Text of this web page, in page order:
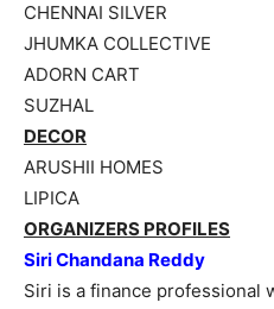
CHENNAI SILVER
JHUMKA COLLECTIVE
ADORN CART
SUZHAL
DECOR
ARUSHII HOMES
LIPICA
ORGANIZERS PROFILES
Siri Chandana Reddy
Siri is a finance professional